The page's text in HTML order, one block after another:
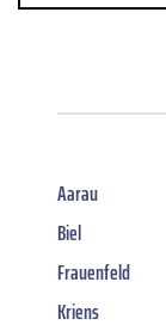
Aarau
Biel
Frauenfeld
Kriens